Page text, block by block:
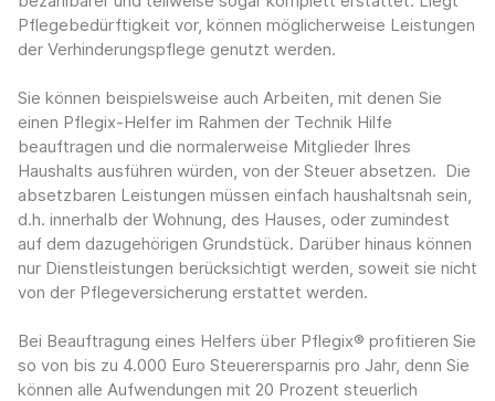
Pflegebedürftigkeit vor, können möglicherweise Leistungen
der Verhinderungspflege genutzt werden.
Sie können beispielsweise auch Arbeiten, mit denen Sie
einen Pflegix-Helfer im Rahmen der Technik Hilfe
beauftragen und die normalerweise Mitglieder Ihres
Haushalts ausführen würden, von der Steuer absetzen. Die
absetzbaren Leistungen müssen einfach haushaltsnah sein,
d.h. innerhalb der Wohnung, des Hauses, oder zumindest
auf dem dazugehörigen Grundstück. Darüber hinaus können
nur Dienstleistungen berücksichtigt werden, soweit sie nicht
von der Pflegeversicherung erstattet werden.
Bei Beauftragung eines Helfers über Pflegix® profitieren Sie
so von bis zu 4.000 Euro Steuerersparnis pro Jahr, denn Sie
können alle Aufwendungen mit 20 Prozent steuerlich